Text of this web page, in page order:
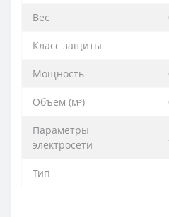
Вес
Класс защиты
Мощность
Объем (м³)
Параметры
электросети
Тип